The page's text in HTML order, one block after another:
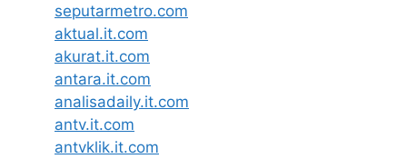
seputarmetro.com
aktual.it.com
akurat.it.com
antara.it.com
analisadaily.it.com
antv.it.com
antvklik.it.com